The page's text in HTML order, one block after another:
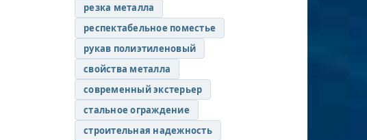
резка металла
респектабельное поместье
рукав полиэтиленовый
свойства металла
современный экстерьер
стальное ограждение
строительная надежность